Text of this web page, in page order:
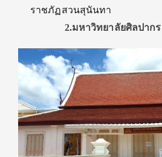
ราชภัฏสวนสุนันทา
2.มหาวิทยาลัยศิลปาก